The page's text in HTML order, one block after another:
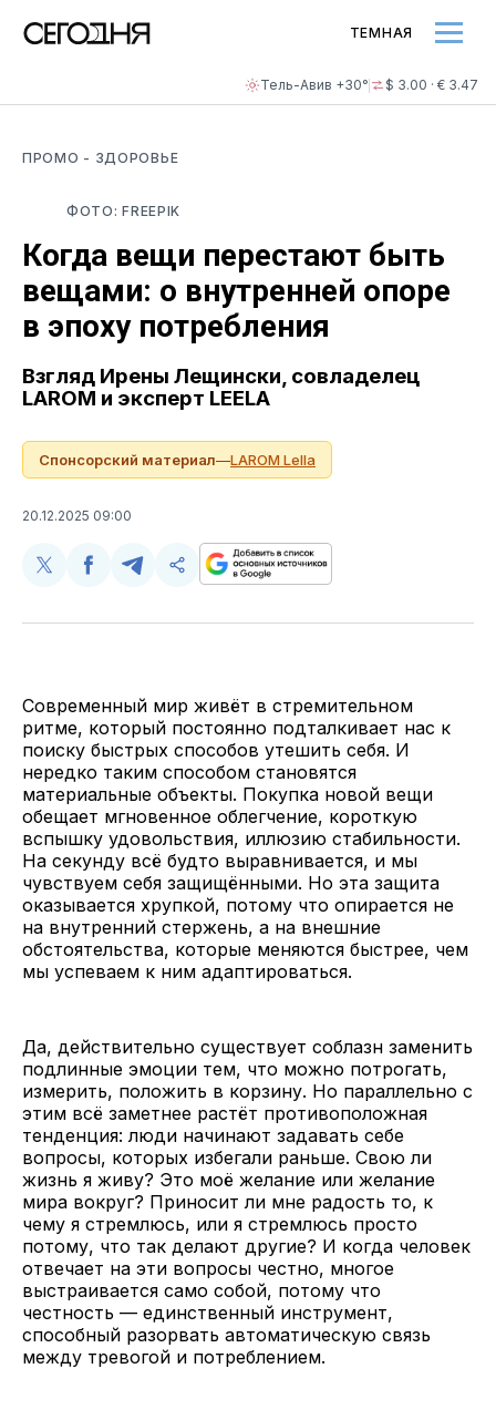
Тель-Авив +30° $ 3.00 · € 3.47
ТЕМНАЯ
ПРОМО - ЗДОРОВЬЕ
ФОТО: FREEPIK
Когда вещи перестают быть
вещами: о внутренней опоре
в эпоху потребления
Взгляд Ирены Лещински, совладелец
LAROM и эксперт LEELA
Спонсорский материал—LAROM Lella
20.12.2025 09:00
Поделиться
Twitter
Поделиться
Facebook
Поделиться
Telegram
Скопируйте
поделитесь
Современный мир живёт в стремительном
ритме, который постоянно подталкивает нас к
поиску быстрых способов утешить себя. И
нередко таким способом становятся
материальные объекты. Покупка новой вещи
обещает мгновенное облегчение, короткую
вспышку удовольствия, иллюзию стабильности.
На секунду всё будто выравнивается, и мы
чувствуем себя защищёнными. Но эта защита
оказывается хрупкой, потому что опирается не
на внутренний стержень, а на внешние
обстоятельства, которые меняются быстрее, чем
мы успеваем к ним адаптироваться.
Да, действительно существует соблазн заменить
подлинные эмоции тем, что можно потрогать,
измерить, положить в корзину. Но параллельно с
этим всё заметнее растёт противоположная
тенденция: люди начинают задавать себе
вопросы, которых избегали раньше. Свою ли
жизнь я живу? Это моё желание или желание
мира вокруг? Приносит ли мне радость то, к
чему я стремлюсь, или я стремлюсь просто
потому, что так делают другие? И когда человек
отвечает на эти вопросы честно, многое
выстраивается само собой, потому что
честность — единственный инструмент,
способный разорвать автоматическую связь
между тревогой и потреблением.